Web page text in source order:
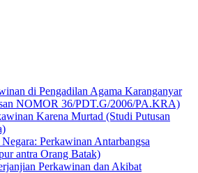
di Pengadilan Agama Karanganyar
NOMOR 36/PDT.G/2006/PA.KRA)
Karena Murtad (Studi Putusan
Perkawinan Antarbangsa
antra Orang Batak)
Perkawinan dan Akibat